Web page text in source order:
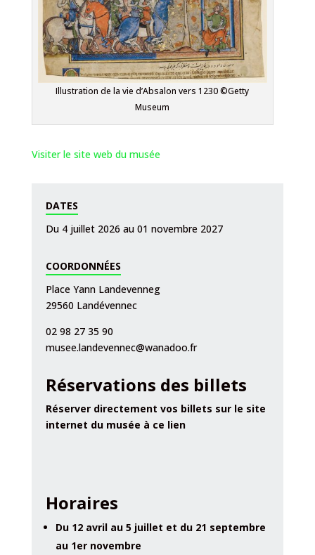
Illustration de la vie d’Absalon vers 1230 ©Getty
Museum
Visiter le site web du musée
DATES
Du 4 juillet 2026 au 01 novembre 2027
COORDONNÉES
Place Yann Landevenneg
29560 Landévennec
02 98 27 35 90
musee.landevennec@wanadoo.fr
Réservations des billets
Réserver directement vos billets sur le site
internet du musée à ce lien
Horaires
Du 12 avril au 5 juillet et du 21 septembre
au 1er novembre